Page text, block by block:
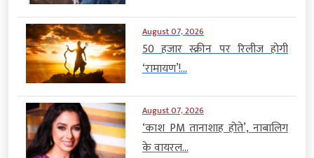
August 07, 2026
50 हजार स्क्रीन पर रिलीज होगी
‘रामायण’!...
August 07, 2026
‘काश PM तानाशाह होते’, नाबालिग
के वायरल...